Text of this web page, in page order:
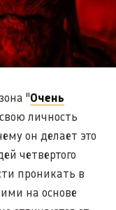
"Очень
личность
он делает это
четвертого
проникать в
на основе